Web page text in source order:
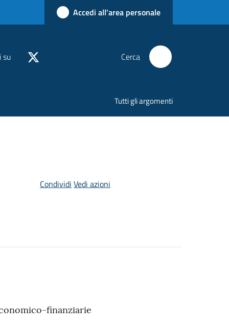
Accedi all'area personale
su Cerca
Tutti gli argomenti
Condividi Vedi azioni
finanziarie